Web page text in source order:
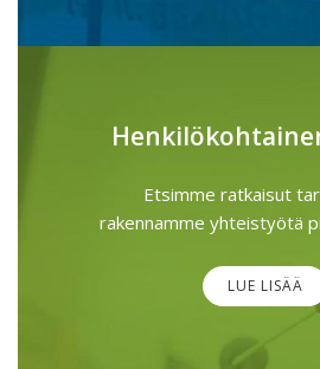
Etsimme ratkaisut
rakennamme yhteistyötä
LUE LISÄÄ